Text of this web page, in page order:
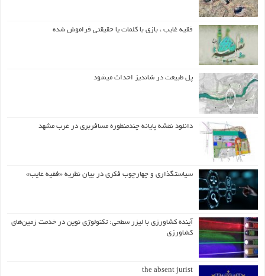
فقیه غایب ، بازی با کلمات یا حقیقتی فراموش شده
پل طبیعت در شاندیز احداث میشود
دانلود نقشه پایانه چندمنظوره مسافربری در غرب مشهد
سیاستگذاری و چهارچوب فکری در بیان نظریه «فقیه غایب»
آینده کشاورزی با لیزر سطحی: تکنولوژی نوین در خدمت زمین‌های
کشاورزی
the absent jurist